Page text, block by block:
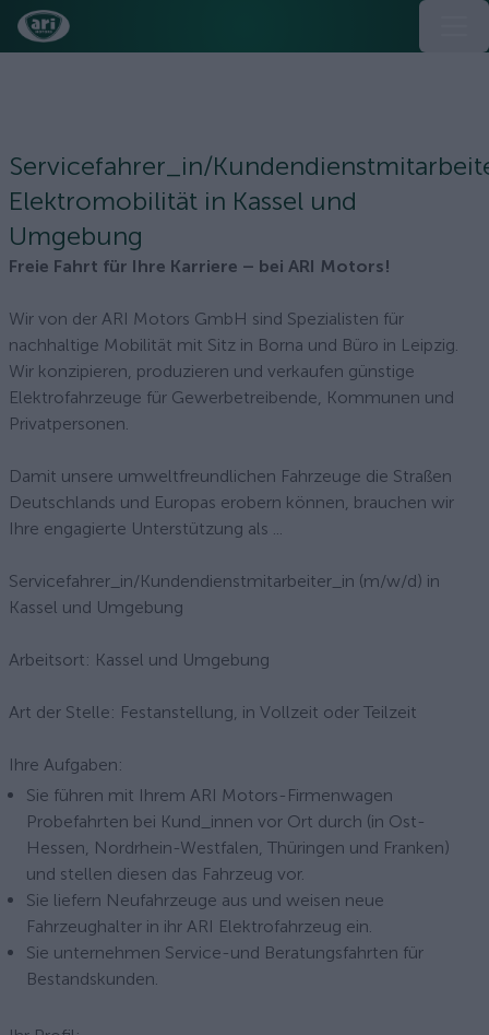
Servicefahrer_in/
Elektromobilität in Kassel und
Umgebung
Freie Fahrt für Ihre Karriere – bei ARI Motors!
Wir von der ARI Motors GmbH sind Spezialisten für
nachhaltige Mobilität mit Sitz in Borna und Büro in Leipzig.
Wir konzipieren, produzieren und verkaufen günstige
Elektrofahrzeuge für Gewerbetreibende, Kommunen und
Privatpersonen.
Damit unsere umweltfreundlichen Fahrzeuge die Straßen
Deutschlands und Europas erobern können, brauchen wir
Ihre engagierte Unterstützung als ...
Servicefahrer_in/Kundendienstmitarbeiter_in (m/w/d) in
Kassel und Umgebung
Arbeitsort: Kassel und Umgebung
Art der Stelle: Festanstellung, in Vollzeit oder Teilzeit
Ihre Aufgaben:
Sie führen mit Ihrem ARI Motors-Firmenwagen
Probefahrten bei Kund_innen vor Ort durch (in Ost-
Hessen, Nordrhein-Westfalen, Thüringen und Franken)
und stellen diesen das Fahrzeug vor.
Sie liefern Neufahrzeuge aus und weisen neue
Fahrzeughalter in ihr ARI Elektrofahrzeug ein.
Sie unternehmen Service-und Beratungsfahrten für
Bestandskunden.